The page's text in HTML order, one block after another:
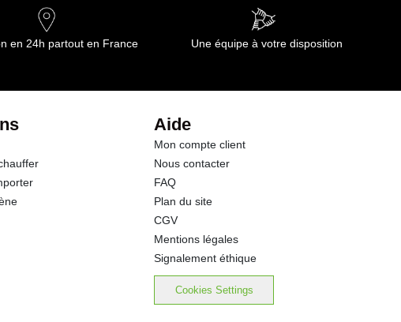
en 24h partout en France Une équipe à votre disposition
Aide
Mon compte client
Nous contacter
FAQ
Plan du site
CGV
Mentions légales
Signalement éthique
Cookies Settings